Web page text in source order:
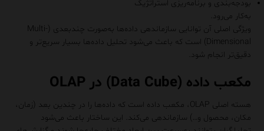
بودجه‌بندی و برنامه‌ریزی استراتژیک
به‌کار می‌رود.
ویژگی اصلی آن توانایی سازماندهی داده‌ها به‌صورت چندبعدی (Multi-
Dimensional) است که باعث می‌شود تحلیل داده‌ها بسیار سریع‌تر و
دقیق‌تر انجام شود.
مکعب داده (Data Cube) در OLAP
هسته اصلی OLAP، مکعب داده است که داده‌ها را در چندین بعد (زمان،
مکان، محصول و…) سازماندهی می‌کند. این ساختار باعث می‌شود